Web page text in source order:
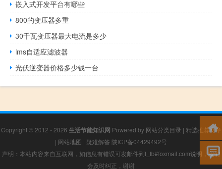
嵌入式开发平台有哪些
800的变压器多重
30千瓦变压器最大电流是多少
lms自适应滤波器
光伏逆变器价格多少钱一台
Copyright © 2012 - 2026 生活节能知识网 Powered by 网站分类目录 | 精选推荐文章
| 网站地图 | 疑难解答 陕ICP备04429492号
声明：本站内容来自互联网，如信息有错误可发邮件到f_fb#foxmail.com说明，我们
会及时纠正，谢谢